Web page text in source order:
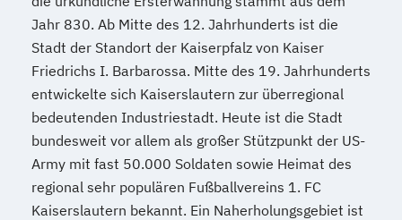
Jahr 830. Ab Mitte des 12. Jahrhunderts ist die
Stadt der Standort der Kaiserpfalz von Kaiser
Friedrichs I. Barbarossa. Mitte des 19. Jahrhunderts
entwickelte sich Kaiserslautern zur überregional
bedeutenden Industriestadt. Heute ist die Stadt
bundesweit vor allem als großer Stützpunkt der US-
Army mit fast 50.000 Soldaten sowie Heimat des
regional sehr populären Fußballvereins 1. FC
Kaiserslautern bekannt. Ein Naherholungsgebiet ist